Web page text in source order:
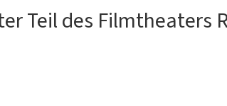
Teil des Filmtheaters